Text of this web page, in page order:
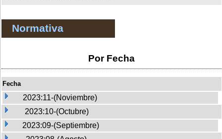
Normativa
Por Fecha
Fecha
2023:11-(Noviembre)
2023:10-(Octubre)
2023:09-(Septiembre)